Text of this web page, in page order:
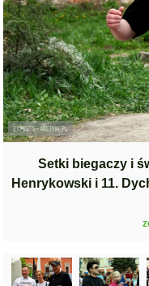
Setki biegaczy i
Henrykowski i 11.